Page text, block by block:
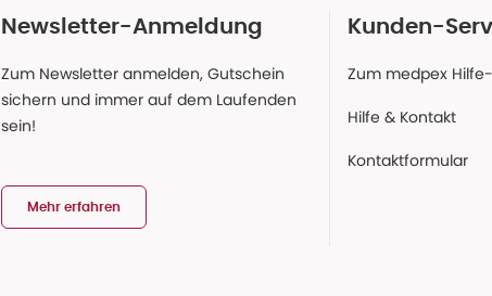
Newsletter-Anmeldung
Zum Newsletter anmelden, Gutschein
sichern und immer auf dem Laufenden
sein!
Mehr erfahren
Kunden-
Zum medpex
Hilfe & Kontakt
Kontaktformular